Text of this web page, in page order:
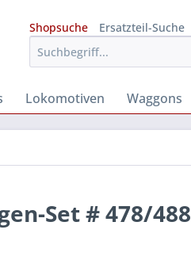
Shopsuche
Ersatzteil-Suche
Lokomotiven Waggons
Set # 478/488